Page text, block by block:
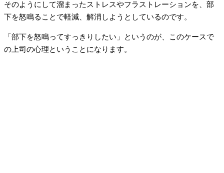
そのようにして溜まったストレスやフラストレーションを、部
下を怒鳴ることで軽減、解消しようとしているのです。
「部下を怒鳴ってすっきりしたい」というのが、このケースで
の上司の心理ということになります。